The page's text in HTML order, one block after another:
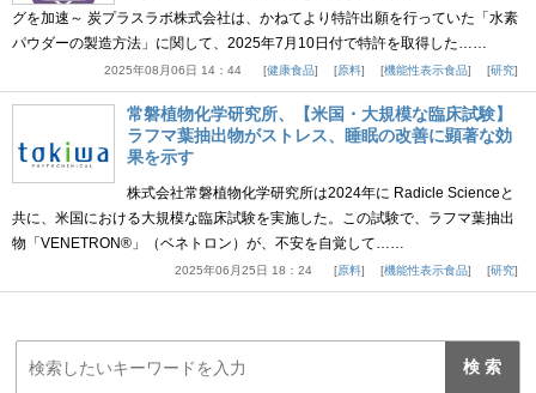
グを加速～ 炭プラスラボ株式会社は、かねてより特許出願を行っていた「水素
パウダーの製造方法」に関して、2025年7月10日付で特許を取得した……
2025年08月06日 14：44 健康食品 原料 機能性表示食品 研究
常磐植物化学研究所、【米国・大規模な臨床試験】
ラフマ葉抽出物がストレス、睡眠の改善に顕著な効
果を示す
株式会社常磐植物化学研究所は2024年に Radicle Scienceと
共に、米国における大規模な臨床試験を実施した。この試験で、ラフマ葉抽出
物「VENETRON®」（ベネトロン）が、不安を自覚して……
2025年06月25日 18：24 原料 機能性表示食品 研究